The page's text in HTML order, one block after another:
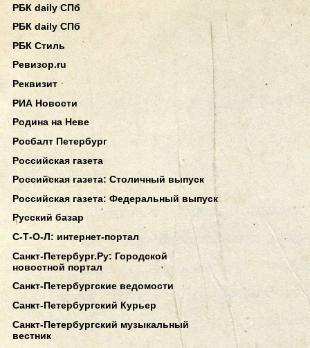
РБК daily СПб
РБК daily СПб
РБК Стиль
Ревизор.ru
Реквизит
РИА Новости
Родина на Неве
Росбалт Петербург
Российская газета
Российская газета: Столичный выпуск
Российская газета: Федеральный выпуск
Русский базар
С-Т-О-Л: интернет-портал
Санкт-Петербург.Ру: Городской
новостной портал
Санкт-Петербургские ведомости
Санкт-Петербургский Курьер
Санкт-Петербургский музыкальный
вестник